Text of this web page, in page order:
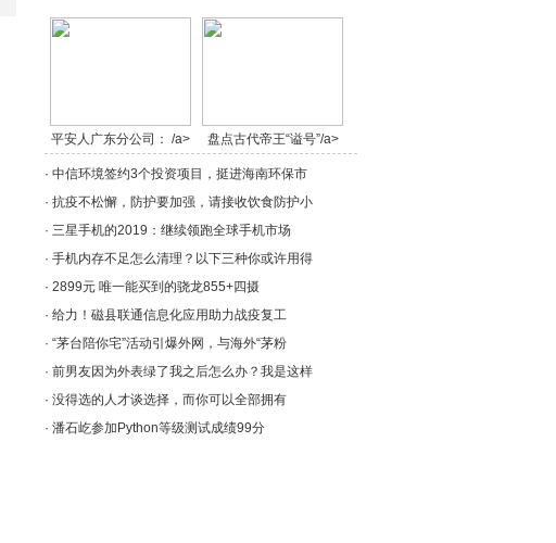
平安人广东分公司： /a> 盘点古代帝王“谥号”/a>
· 中信环境签约3个投资项目，挺进海南环保市
· 抗疫不松懈，防护要加强，请接收饮食防护小
· 三星手机的2019：继续领跑全球手机市场
· 手机内存不足怎么清理？以下三种你或许用得
· 2899元 唯一能买到的骁龙855+四摄
· 给力！磁县联通信息化应用助力战疫复工
· “茅台陪你宅”活动引爆外网，与海外“茅粉
· 前男友因为外表绿了我之后怎么办？我是这样
· 没得选的人才谈选择，而你可以全部拥有
· 潘石屹参加Python等级测试成绩99分